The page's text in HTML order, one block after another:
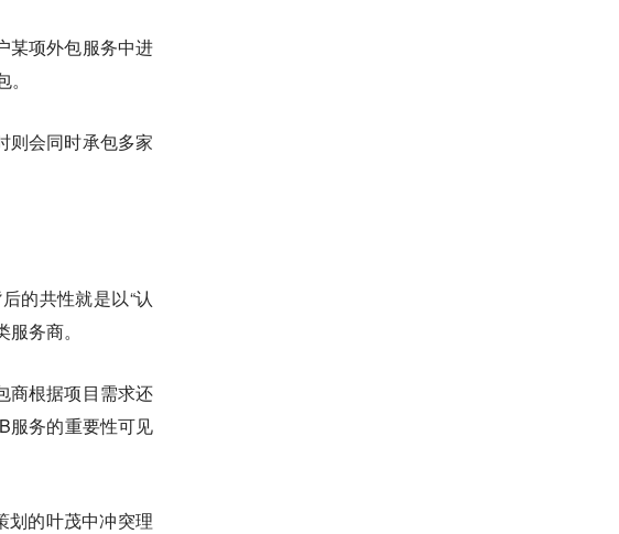
某项外包服务中进
则会同时承包多家
的共性就是以“认
务商。
商根据项目需求还
服务的重要性可见
划的叶茂中冲突理